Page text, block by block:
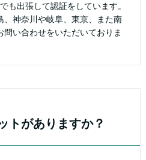
出張して認証をしています。
、神奈川や岐阜、東京、また南
い合わせをいただいておりま
トがありますか？